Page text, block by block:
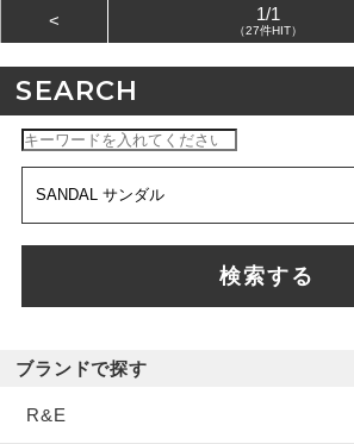
< 1/1
（27件HIT）
SEARCH
検索する
ブランドで探す
R&E